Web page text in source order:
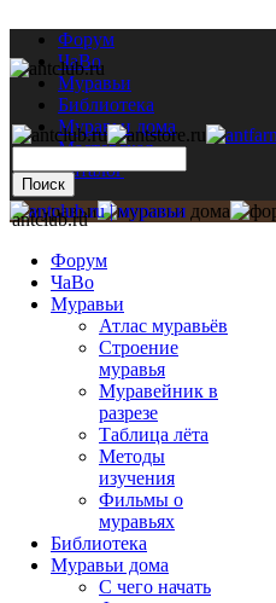
Форум
ЧаВо
Муравьи
Библиотека
Муравьи дома
Мастерская
Каталог
antclub.ru
Форум
ЧаВо
Муравьи
Атлас муравьёв
Строение
муравья
Муравейник в
разрезе
Таблица лёта
Методы
изучения
Фильмы о
муравьях
Библиотека
Муравьи дома
С чего начать